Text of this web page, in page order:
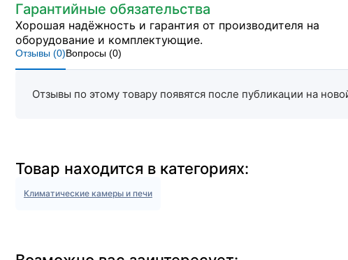
Гарантийные обязательства
Хорошая надёжность и гарантия от производителя на
оборудование и комплектующие.
Отзывы (0)Вопросы (0)
Отзывы по этому товару появятся после публикации на
Товар находится в категориях:
Климатические камеры и печи